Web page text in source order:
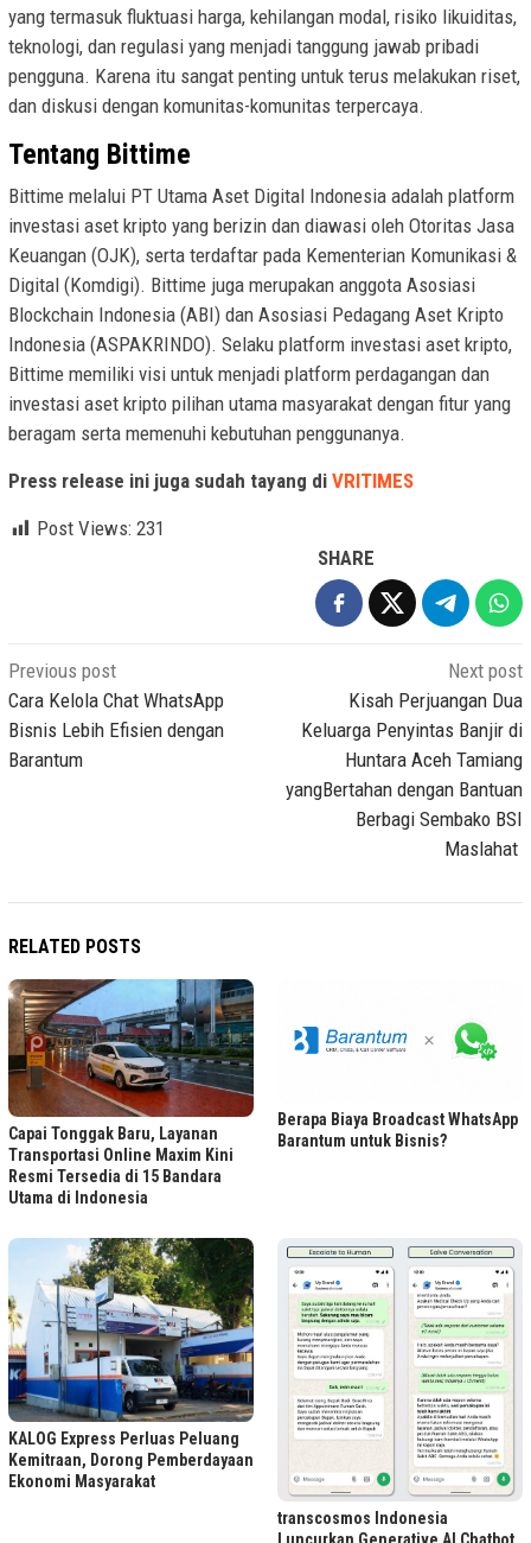
yang termasuk fluktuasi harga, kehilangan modal, risiko likuiditas,
teknologi, dan regulasi yang menjadi tanggung jawab pribadi
pengguna. Karena itu sangat penting untuk terus melakukan riset,
dan diskusi dengan komunitas-komunitas terpercaya.
Tentang Bittime
Bittime melalui PT Utama Aset Digital Indonesia adalah platform
investasi aset kripto yang berizin dan diawasi oleh Otoritas Jasa
Keuangan (OJK), serta terdaftar pada Kementerian Komunikasi &
Digital (Komdigi). Bittime juga merupakan anggota Asosiasi
Blockchain Indonesia (ABI) dan Asosiasi Pedagang Aset Kripto
Indonesia (ASPAKRINDO). Selaku platform investasi aset kripto,
Bittime memiliki visi untuk menjadi platform perdagangan dan
investasi aset kripto pilihan utama masyarakat dengan fitur yang
beragam serta memenuhi kebutuhan penggunanya.
Press release ini juga sudah tayang di VRITIMES
Post Views: 231
SHARE
Post
navigation
Previous post
Cara Kelola Chat WhatsApp
Bisnis Lebih Efisien dengan
Barantum
Next post
Kisah Perjuangan Dua
Keluarga Penyintas Banjir di
Huntara Aceh Tamiang
yangBertahan dengan Bantuan
Berbagi Sembako BSI
Maslahat
RELATED POSTS
Capai Tonggak Baru, Layanan
Transportasi Online Maxim Kini
Resmi Tersedia di 15 Bandara
Utama di Indonesia
Berapa Biaya Broadcast WhatsApp
Barantum untuk Bisnis?
KALOG Express Perluas Peluang
Kemitraan, Dorong Pemberdayaan
Ekonomi Masyarakat
transcosmos Indonesia
Luncurkan Generative AI Chatbot,